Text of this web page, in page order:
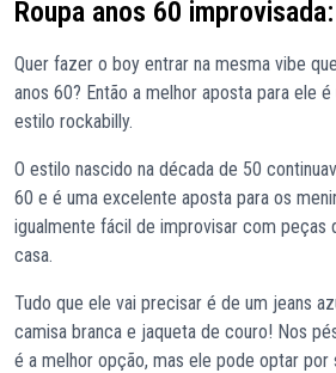
Roupa anos 60
Quer fazer o boy entrar na mesma vibe
anos 60? Então a melhor aposta para ele
estilo rockabilly.
O estilo nascido na década de 50
60 e é uma excelente aposta para os
igualmente fácil de improvisar com peças
casa.
Tudo que ele vai precisar é de um jeans
camisa branca e jaqueta de couro! Nos
é a melhor opção, mas ele pode optar